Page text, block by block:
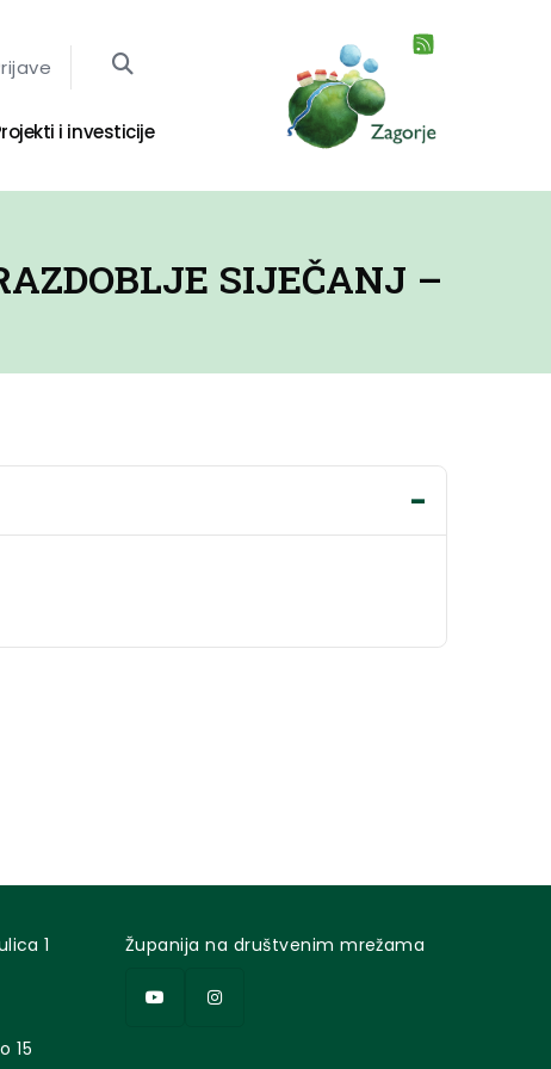
i investicije
SIJEČANJ –
1
15
Županija na društvenim mrežama